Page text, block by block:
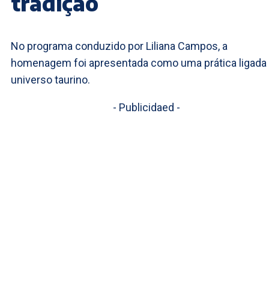
No programa conduzido por Liliana Campos, a
homenagem foi apresentada como uma prática ligada
universo taurino.
- Publicidaed -